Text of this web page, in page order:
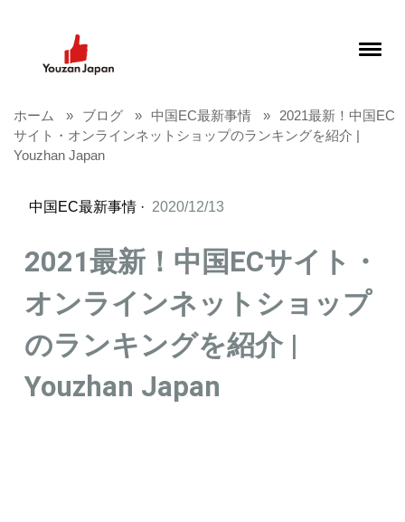
ホーム ブログ 中国EC最新事情
2021最新！中国EC
サイト・オンラインネットショップのランキングを紹介 |
Youzhan Japan
中国EC最新事情 · 2020/12/13
2021最新！中国ECサイト・
オンラインネットショップ
のランキングを紹介 |
Youzhan Japan